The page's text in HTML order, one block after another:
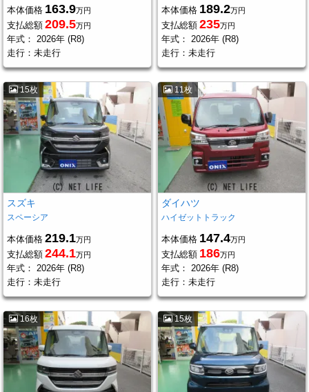
本体価格 163.9万円
支払総額 209.5万円
年式：
2026年 (R8)
走行：未走行
本体価格 189.2万円
支払総額 235万円
年式：
2026年 (R8)
走行：未走行
15枚
スズキ
スペーシア
本体価格 219.1万円
支払総額 244.1万円
年式：
2026年 (R8)
走行：未走行
11枚
ダイハツ
ハイゼットトラック
本体価格 147.4万円
支払総額 186万円
年式：
2026年 (R8)
走行：未走行
16枚 15枚